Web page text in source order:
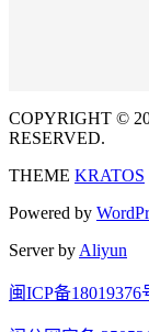
COPYRIGHT ©
RESERVED.
THEME KRATOS
Powered by
Server by Aliyun
闽ICP备18019376